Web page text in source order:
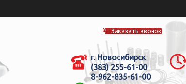
Заказать звонок
г. Новосибирск
(383) 255-61-00
8-962-835-61-00